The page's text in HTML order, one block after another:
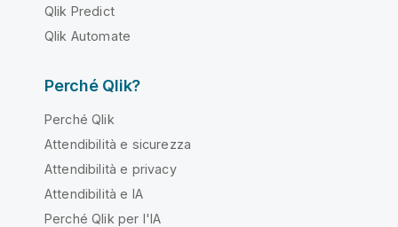
Qlik Predict
Qlik Automate
Perché Qlik?
Perché Qlik
Attendibilità e sicurezza
Attendibilità e privacy
Attendibilità e IA
Perché Qlik per l'IA